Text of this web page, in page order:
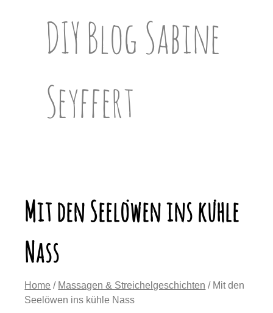
DIY Blog Sabine
Seyffert
Mit den Seelöwen ins kühle
Nass
Home / Massagen & Streichelgeschichten / Mit den
Seelöwen ins kühle Nass